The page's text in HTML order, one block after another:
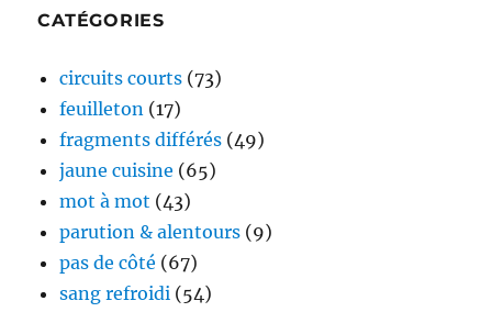
CATÉGORIES
circuits courts (73)
feuilleton (17)
fragments différés (49)
jaune cuisine (65)
mot à mot (43)
parution & alentours (9)
pas de côté (67)
sang refroidi (54)